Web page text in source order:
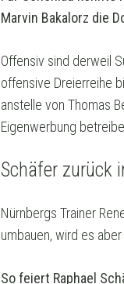
Marvin Bakalorz die
Offensiv sind derweil
offensive Dreierreihe
anstelle von Thomas
Eigenwerbung
Schäfer zurück
Nürnbergs Trainer
umbauen, wird es
So feiert Raphael